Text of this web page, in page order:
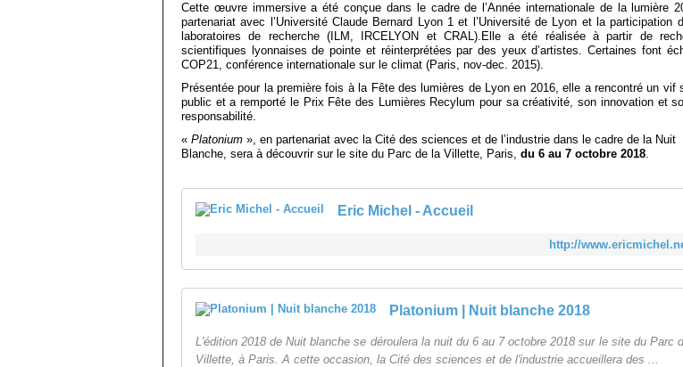
Cette œuvre immersive a été conçue dans le cadre de l’Année internationale de la lumière
partenariat avec l’Université Claude Bernard Lyon 1 et l’Université de Lyon et la participation
laboratoires de recherche (ILM, IRCELYON et CRAL).Elle a été réalisée à partir de
scientifiques lyonnaises de pointe et réinterprétées par des yeux d’artistes. Certaines font
COP21, conférence internationale sur le climat (Paris, nov-dec. 2015).
Présentée pour la première fois à la Fête des lumières de Lyon en 2016, elle a rencontré un vif
public et a remporté le Prix Fête des Lumières Recylum pour sa créativité, son innovation et
responsabilité.
« Platonium », en partenariat avec la Cité des sciences et de l’industrie dans le cadre de la Nuit
Blanche, sera à découvrir sur le site du Parc de la Villette, Paris, du 6 au 7 octobre 2018.
Eric Michel - Accueil
http://
Platonium | Nuit blanche 2018
L'édition 2018 de Nuit blanche se déroulera la nuit du 6 au 7 octobre 2018 sur le site du Parc
Villette, à Paris. A cette occasion, la Cité des sciences et de l'industrie accueillera des ...